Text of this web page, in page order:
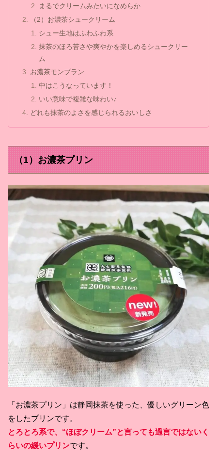
まるでクリームみたいになめらか
（2）お濃茶シュークリーム
シュー生地はふわふわ系
抹茶のほろ苦さや爽やかを楽しめるシュークリー
ム
お濃茶モンブラン
中はこうなっています！
いい意味で複雑な味わい♪
どれも抹茶のよさを感じられるおいしさ
（1）お濃茶プリン
「お濃茶プリン」は静岡抹茶を使った、優しいグリーン色
をしたプリンです。
とろとろ系で、“ほぼクリーム”と言っても過言ではないく
らいの緩いプリンです。